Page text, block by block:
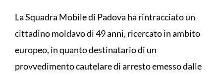
La Squadra Mobile di Padova ha rintracciato un
cittadino moldavo di 49 anni, ricercato in ambito
europeo, in quanto destinatario di un
provvedimento cautelare di arresto emesso dalle